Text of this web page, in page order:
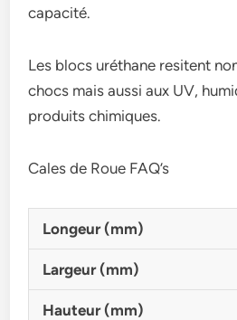
capacité.
Les blocs uréthane resitent
chocs mais aussi aux UV,
produits chimiques.
Cales de Roue FAQ’s
Longeur (mm)
Largeur (mm)
Hauteur (mm)